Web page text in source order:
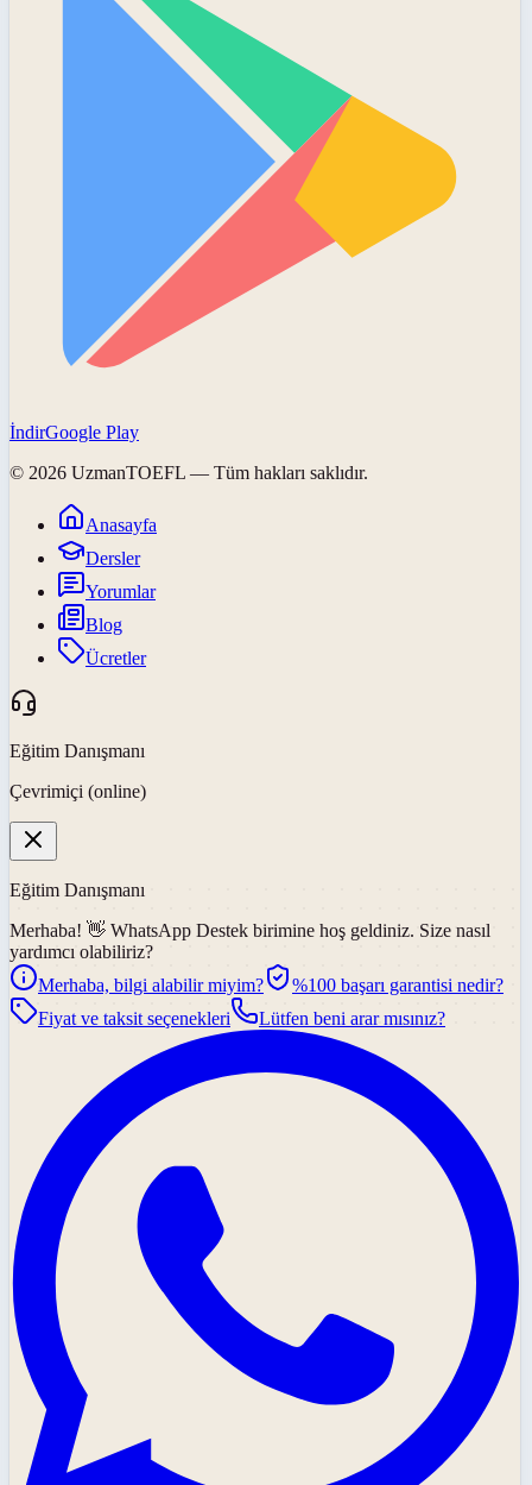
İndirGoogle Play
© 2026 UzmanTOEFL — Tüm hakları saklıdır.
Anasayfa
Dersler
Yorumlar
Blog
Ücretler
Eğitim Danışmanı
Çevrimiçi (online)
Eğitim Danışmanı
Merhaba! 👋 WhatsApp Destek birimine hoş geldiniz. Size nasıl
yardımcı olabiliriz?
Merhaba, bilgi alabilir miyim?
%100 başarı garantisi nedir?
Fiyat ve taksit seçenekleri
Lütfen beni arar mısınız?